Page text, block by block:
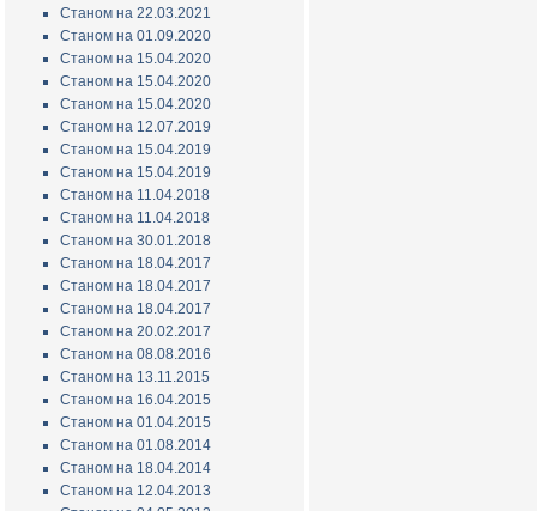
Станом на 22.03.2021
Станом на 01.09.2020
Станом на 15.04.2020
Станом на 15.04.2020
Станом на 15.04.2020
Станом на 12.07.2019
Станом на 15.04.2019
Станом на 15.04.2019
Станом на 11.04.2018
Станом на 11.04.2018
Станом на 30.01.2018
Станом на 18.04.2017
Станом на 18.04.2017
Станом на 18.04.2017
Станом на 20.02.2017
Станом на 08.08.2016
Станом на 13.11.2015
Станом на 16.04.2015
Станом на 01.04.2015
Станом на 01.08.2014
Станом на 18.04.2014
Станом на 12.04.2013